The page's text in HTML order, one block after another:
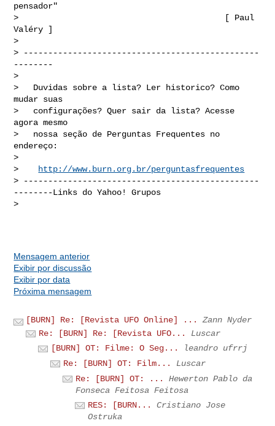
pensador"
>                                          [ Paul
Valéry ]
>
> ------------------------------------------------
--------
>
>   Duvidas sobre a lista? Ler historico? Como
mudar suas
>   configurações? Quer sair da lista? Acesse
agora mesmo
>   nossa seção de Perguntas Frequentes no
endereço:
>
>
http://www.burn.org.br/perguntasfrequentes
> ------------------------------------------------
--------Links do Yahoo! Grupos
>
Mensagem anterior
Exibir por discussão
Exibir por data
Próxima mensagem
[BURN] Re: [Revista UFO Online] ...
Zann Nyder
Re: [BURN] Re: [Revista UFO...
Luscar
[BURN] OT: Filme: O Seg...
leandro ufrrj
Re: [BURN] OT: Film...
Luscar
Re: [BURN] OT: ...
Hewerton Pablo da
Fonseca Feitosa Feitosa
RES: [BURN...
Cristiano Jose
Ostruka